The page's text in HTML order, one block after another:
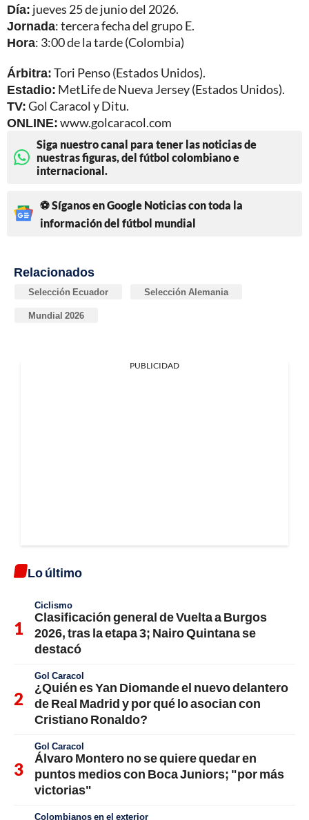
Día: jueves 25 de junio del 2026.
Jornada: tercera fecha del grupo E.
Hora: 3:00 de la tarde (Colombia)
Árbitra:Tori Penso (Estados Unidos).
Estadio: MetLife de Nueva Jersey (Estados Unidos).
TV:Gol Caracol y Ditu.
ONLINE:www.golcaracol.com
Siga nuestro canal para tener las noticias de
nuestras figuras, del fútbol colombiano e
internacional.
⚽ Síganos en Google Noticias con toda la
información del fútbol mundial
Relacionados
Selección Ecuador Selección Alemania
Mundial 2026
PUBLICIDAD
Lo último
Ciclismo
Clasificación general de Vuelta a Burgos
2026, tras la etapa 3; Nairo Quintana se
destacó
Gol Caracol
¿Quién es Yan Diomande el nuevo delantero
de Real Madrid y por qué lo asocian con
Cristiano Ronaldo?
Gol Caracol
Álvaro Montero no se quiere quedar en
puntos medios con Boca Juniors; "por más
victorias"
Colombianos en el exterior